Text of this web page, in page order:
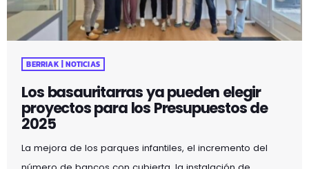
BERRIAK | NOTICIAS
Los basauritarras ya pueden elegir
proyectos para los Presupuestos de
2025
La mejora de los parques infantiles, el incremento del